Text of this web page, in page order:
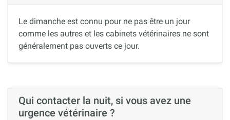
Le dimanche est connu pour ne pas être un jour
comme les autres et les cabinets vétérinaires ne sont
généralement pas ouverts ce jour.
Qui contacter la nuit, si vous avez une
urgence vétérinaire ?